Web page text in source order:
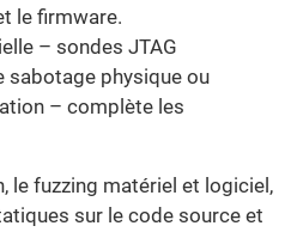
le firmware.
– sondes JTAG
sabotage physique ou
– complète les
le fuzzing matériel et logiciel,
sur le code source et